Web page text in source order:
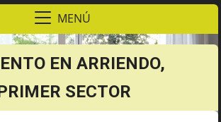
MENÚ
EN ARRIENDO,
SECTOR